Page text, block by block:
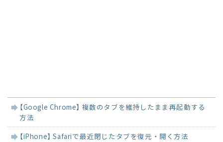
連
事
【Google Chrome】 複数のタブを維持したまま再起動する
方法
【iPhone】 Safariで最近閉じたタブを復元・開く方法